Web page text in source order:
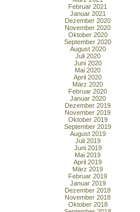
Februar 2021
Januar 2021
Dezember 2020
November 2020
Oktober 2020
September 2020
August 2020
Juli 2020
Juni 2020
Mai 2020
April 2020
März 2020
Februar 2020
Januar 2020
Dezember 2019
November 2019
Oktober 2019
September 2019
August 2019
Juli 2019
Juni 2019
Mai 2019
April 2019
März 2019
Februar 2019
Januar 2019
Dezember 2018
November 2018
Oktober 2018